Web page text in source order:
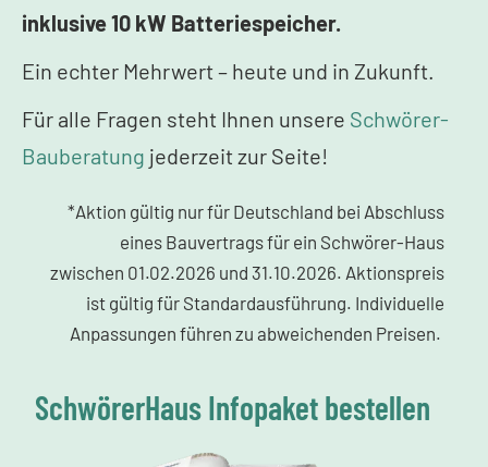
inklusive 10 kW Batteriespeicher.
Ein echter Mehrwert – heute und in Zukunft.
Für alle Fragen steht Ihnen unsere Schwörer-
Bauberatung jederzeit zur Seite!
*Aktion gültig nur für Deutschland bei Abschluss
eines Bauvertrags für ein Schwörer-Haus
zwischen 01.02.2026 und 31.10.2026. Aktionspreis
ist gültig für Standardausführung. Individuelle
Anpassungen führen zu abweichenden Preisen.
SchwörerHaus Infopaket bestellen